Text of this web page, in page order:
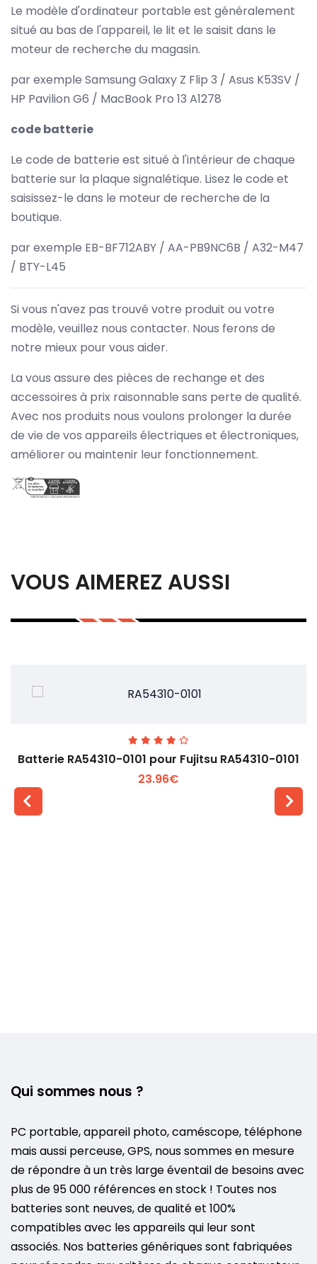
Le modèle d'ordinateur portable est généralement
situé au bas de l'appareil, le lit et le saisit dans le
moteur de recherche du magasin.
par exemple Samsung Galaxy Z Flip 3 / Asus K53SV /
HP Pavilion G6 / MacBook Pro 13 A1278
code batterie
Le code de batterie est situé à l'intérieur de chaque
batterie sur la plaque signalétique. Lisez le code et
saisissez-le dans le moteur de recherche de la
boutique.
par exemple EB-BF712ABY / AA-PB9NC6B / A32-M47
/ BTY-L45
Si vous n'avez pas trouvé votre produit ou votre
modèle, veuillez nous contacter. Nous ferons de
notre mieux pour vous aider.
La vous assure des pièces de rechange et des
accessoires à prix raisonnable sans perte de qualité.
Avec nos produits nous voulons prolonger la durée
de vie de vos appareils électriques et électroniques,
améliorer ou maintenir leur fonctionnement.
VOUS AIMEREZ AUSSI
Batterie RA54310-0101 pour Fujitsu RA54310-0101
23.96€
Qui sommes nous ?
PC portable, appareil photo, caméscope, téléphone
mais aussi perceuse, GPS, nous sommes en mesure
de répondre à un très large éventail de besoins avec
plus de 95 000 références en stock ! Toutes nos
batteries sont neuves, de qualité et 100%
compatibles avec les appareils qui leur sont
associés. Nos batteries génériques sont fabriquées